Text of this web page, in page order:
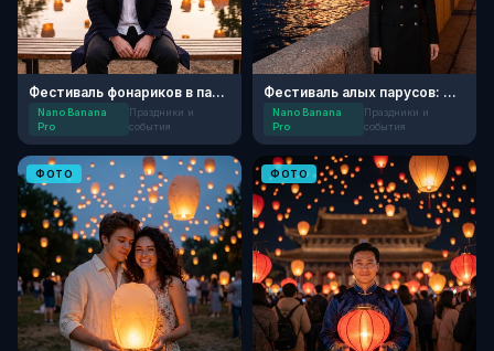
Фестиваль фонариков в парке
Nano Banana
Pro
Праздники и
события
Фестиваль алых парусов: Ночь над Невой
Nano Banana
Pro
Праздники и
события
ФОТО ФОТО